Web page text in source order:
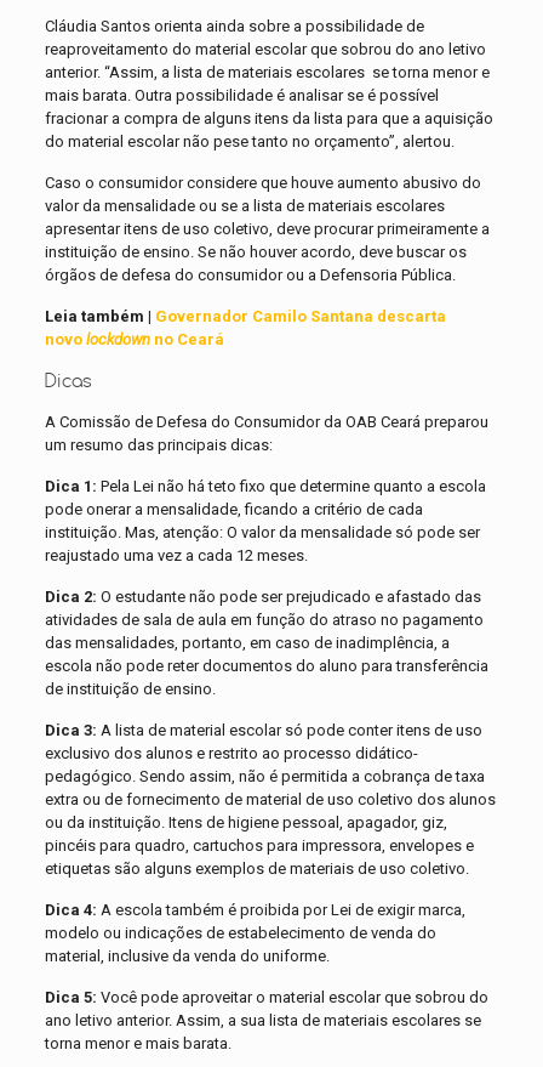
Cláudia Santos orienta ainda sobre a possibilidade de
reaproveitamento do material escolar que sobrou do ano letivo
anterior. “Assim, a lista de materiais escolares se torna menor e
mais barata. Outra possibilidade é analisar se é possível
fracionar a compra de alguns itens da lista para que a aquisição
do material escolar não pese tanto no orçamento”, alertou.
Caso o consumidor considere que houve aumento abusivo do
valor da mensalidade ou se a lista de materiais escolares
apresentar itens de uso coletivo, deve procurar primeiramente a
instituição de ensino. Se não houver acordo, deve buscar os
órgãos de defesa do consumidor ou a Defensoria Pública.
Leia também | Governador Camilo Santana descarta
novo lockdownno Ceará
Dicas
A Comissão de Defesa do Consumidor da OAB Ceará preparou
um resumo das principais dicas:
Dica 1: Pela Lei não há teto fixo que determine quanto a escola
pode onerar a mensalidade, ficando a critério de cada
instituição. Mas, atenção: O valor da mensalidade só pode ser
reajustado uma vez a cada 12 meses.
Dica 2: O estudante não pode ser prejudicado e afastado das
atividades de sala de aula em função do atraso no pagamento
das mensalidades, portanto, em caso de inadimplência, a
escola não pode reter documentos do aluno para transferência
de instituição de ensino.
Dica 3: A lista de material escolar só pode conter itens de uso
exclusivo dos alunos e restrito ao processo didático-
pedagógico. Sendo assim, não é permitida a cobrança de taxa
extra ou de fornecimento de material de uso coletivo dos alunos
ou da instituição. Itens de higiene pessoal, apagador, giz,
pincéis para quadro, cartuchos para impressora, envelopes e
etiquetas são alguns exemplos de materiais de uso coletivo.
Dica 4: A escola também é proibida por Lei de exigir marca,
modelo ou indicações de estabelecimento de venda do
material, inclusive da venda do uniforme.
Dica 5: Você pode aproveitar o material escolar que sobrou do
ano letivo anterior. Assim, a sua lista de materiais escolares se
torna menor e mais barata.